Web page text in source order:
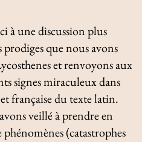
à une discussion plus
que nous avons
et renvoyons aux
signes miraculeux dans
française du texte latin.
veillé à prendre en
(catastrophes